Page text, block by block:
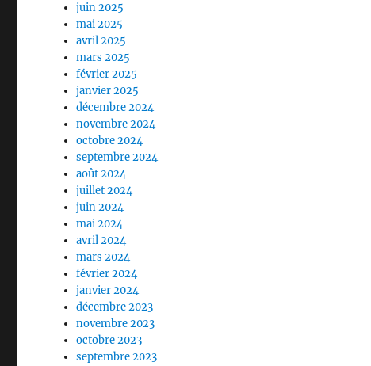
juin 2025
mai 2025
avril 2025
mars 2025
février 2025
janvier 2025
décembre 2024
novembre 2024
octobre 2024
septembre 2024
août 2024
juillet 2024
juin 2024
mai 2024
avril 2024
mars 2024
février 2024
janvier 2024
décembre 2023
novembre 2023
octobre 2023
septembre 2023